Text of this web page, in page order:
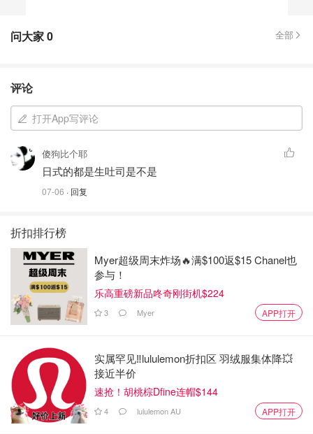
问大家0 全部
评论
打开App写评论
傻狗比个耶
日式的都是生吐司是不是
07-06 · 回复
折扣排行榜
Myer超级周末炸场🔥满$100返$15 Chanel也
参与！
乐高重磅新品咚奇刚街机$224
3 Myer APP打开
实属罕见‼️lululemon折扣区 羽绒服集体降💥
接近半价
速抢！胡桃棕Dfine连帽$144
4 lululemon AU APP打开